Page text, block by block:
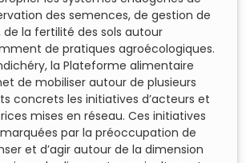
des semences, de gestion de
de la fertilité des sols autour
de pratiques agroécologiques.
la Plateforme alimentaire
de mobiliser autour de plusieurs
concrets les initiatives d’acteurs et
mises en réseau. Ces initiatives
par la préoccupation de
et d’agir autour de la dimension